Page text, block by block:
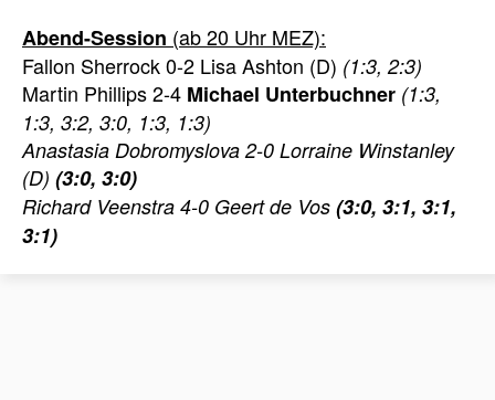
Abend-Session (ab 20 Uhr MEZ):
Fallon Sherrock 0-2 Lisa Ashton (D) (1:3, 2:3)
Martin Phillips 2-4 Michael Unterbuchner (1:3,
1:3, 3:2, 3:0, 1:3, 1:3)
Anastasia Dobromyslova 2-0 Lorraine Winstanley
(D) (3:0, 3:0)
Richard Veenstra 4-0 Geert de Vos (3:0, 3:1, 3:1,
3:1)